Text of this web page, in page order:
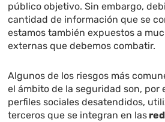
público objetivo. Sin embargo,
cantidad de información que se
estamos también expuestos a
externas que debemos combatir.
Algunos de los riesgos más
el ámbito de la seguridad son, por
perfiles sociales desatendidos,
terceros que se integran en las